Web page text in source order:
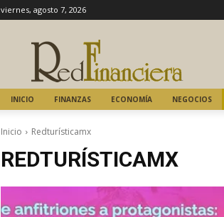
viernes, agosto 7, 2026
INICIO FINANZAS ECONOMÍA NEGOCIOS
Inicio Redturísticamx
REDTURÍSTICAMX